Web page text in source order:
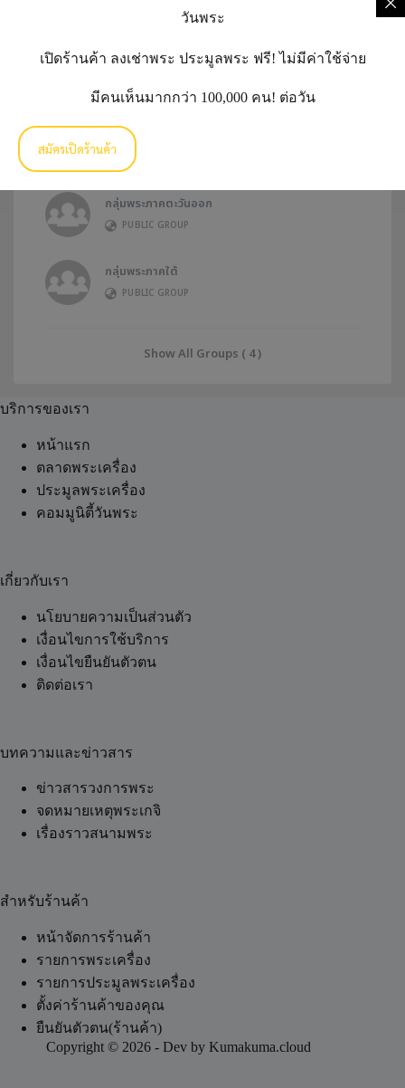
กลุ่มพระภาคตะวันออกเฉียงเหนือ
PUBLIC GROUP
กลุ่มพระภาคตะวันออก
PUBLIC GROUP
กลุ่มพระภาคใต้
PUBLIC GROUP
Show All Groups ( 4 )
บริการของเรา
หน้าแรก
ตลาดพระเครื่อง
ประมูลพระเครื่อง
คอมมูนิตี้วันพระ
เกี่ยวกับเรา
นโยบายความเป็นส่วนตัว
เงื่อนไขการใช้บริการ
เงื่อนไขยืนยันตัวตน
ติดต่อเรา
บทความและข่าวสาร
ข่าวสารวงการพระ
จดหมายเหตุพระเกจิ
เรื่องราวสนามพระ
สำหรับร้านค้า
หน้าจัดการร้านค้า
รายการพระเครื่อง
รายการประมูลพระเครื่อง
ตั้งค่าร้านค้าของคุณ
ยืนยันตัวตน(ร้านค้า)
Copyright © 2026 - Dev by Kumakuma.cloud
วันพระ
เปิดร้านค้า ลงเช่าพระ ประมูลพระ ฟรี! ไม่มีค่าใช้จ่าย
มีคนเห็นมากกว่า 100,000 คน! ต่อวัน
สมัครเปิดร้านค้า